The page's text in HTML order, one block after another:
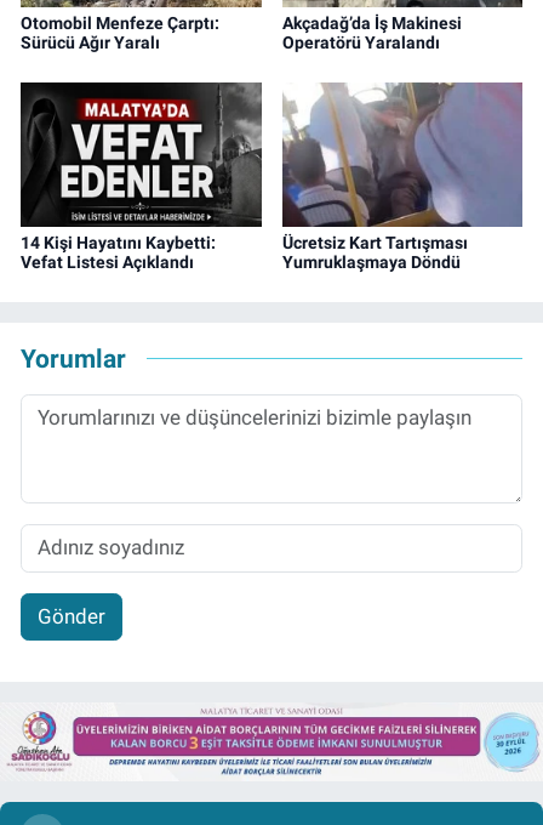
Otomobil Menfeze Çarptı:
Sürücü Ağır Yaralı
Akçadağ’da İş Makinesi
Operatörü Yaralandı
14 Kişi Hayatını Kaybetti:
Vefat Listesi Açıklandı
Ücretsiz Kart Tartışması
Yumruklaşmaya Döndü
Yorumlar
Gönder